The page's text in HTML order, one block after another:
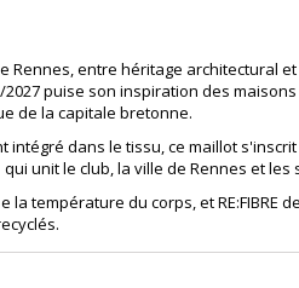
Rennes, entre héritage architectural
puise son inspiration des
de la capitale bretonne.
dans le tissu, ce maillot s'inscrit
unit le club, la ville de Rennes et les
la température du corps, et RE:FIBRE